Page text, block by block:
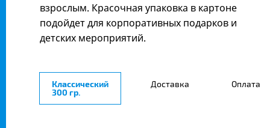
взрослым. Красочная упаковка в картоне
подойдет для корпоративных подарков и
детских мероприятий.
Классический
300 гр.
Доставка Оплата